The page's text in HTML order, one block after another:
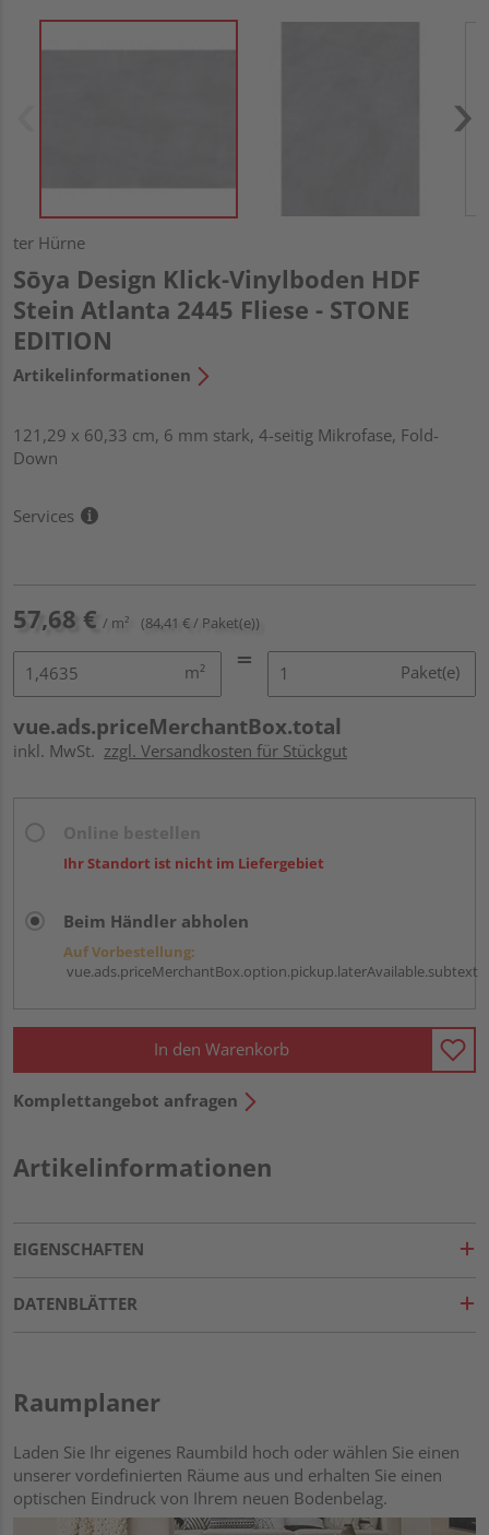
ter Hürne
Sōya Design Klick-Vinylboden HDF
Stein Atlanta 2445 Fliese - STONE
EDITION
Artikelinformationen
121,29 x 60,33 cm, 6 mm stark, 4-seitig Mikrofase, Fold-
Down
Services
57,68 € / m² (84,41 € / Paket(e))
m² Paket(e)
vue.ads.priceMerchantBox.total
inkl. MwSt. zzgl. Versandkosten für Stückgut
Ihr Standort ist nicht im Liefergebiet
Beim Händler abholen
Auf Vorbestellung:
vue.ads.priceMerchantBox.option.pickup.laterAvailable.subtext
In den Warenkorb
Komplettangebot anfragen
Artikelinformationen
EIGENSCHAFTEN
DATENBLÄTTER
Raumplaner
Laden Sie Ihr eigenes Raumbild hoch oder wählen Sie einen
unserer vordefinierten Räume aus und erhalten Sie einen
optischen Eindruck von Ihrem neuen Bodenbelag.